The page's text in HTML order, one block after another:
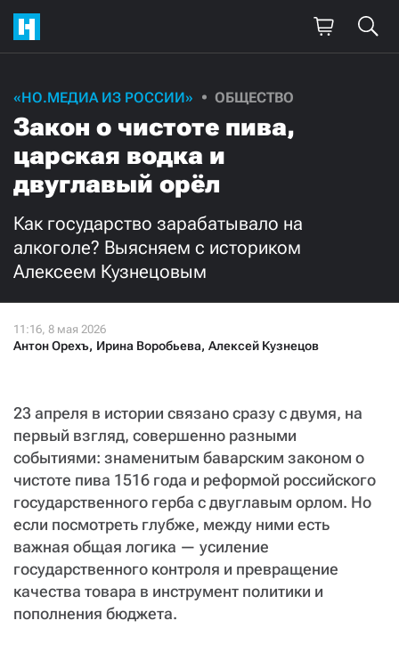
«НО.МЕДИА ИЗ РОССИИ» ОБЩЕСТВО
Закон о чистоте пива,
царская водка и
двуглавый орёл
Как государство зарабатывало на
алкоголе? Выясняем с историком
Алексеем Кузнецовым
Антон Орехъ, Ирина Воробьева, Алексей Кузнецов
23 апреля в истории связано сразу с двумя, на
первый взгляд, совершенно разными
событиями: знаменитым баварским законом о
чистоте пива 1516 года и реформой российского
государственного герба с двуглавым орлом. Но
если посмотреть глубже, между ними есть
важная общая логика — усиление
государственного контроля и превращение
качества товара в инструмент политики и
пополнения бюджета.